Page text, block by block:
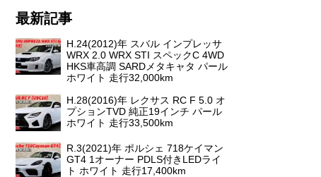
最新記事
H.24(2012)年 スバル インプレッサ
WRX 2.0 WRX STI スペックC 4WD
HKS車高調 SARDメタキャタ パール
ホワイト 走行32,000km
H.28(2016)年 レクサス RC F 5.0 オ
プションTVD 純正19インチ パール
ホワイト 走行33,500km
R.3(2021)年 ポルシェ 718ケイマン
GT4 1オーナー PDLS付きLEDライ
ト ホワイト 走行17,400km